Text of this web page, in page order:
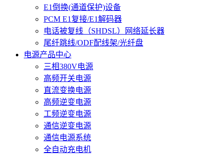
E1倒换(通道保护)设备
PCM E1复接/E1解码器
电话被复线（SHDSL）网络延长器
尾纤跳线/ODF配线架/光纤盘
电源产品中心
三相380V电源
高频开关电源
直流变换电源
高频逆变电源
工频逆变电源
通信逆变电源
通信电源系统
全自动充电机